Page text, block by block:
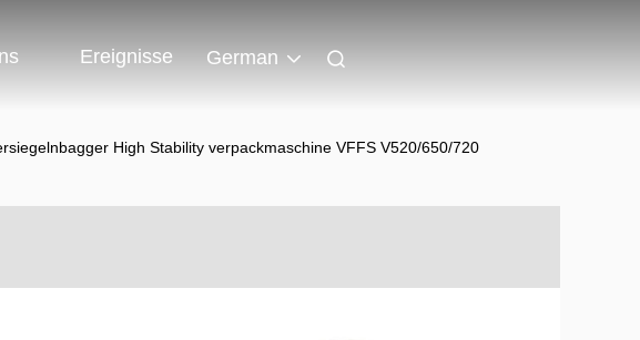
Ereignisse German
High Stability verpackmaschine VFFS V520/650/720